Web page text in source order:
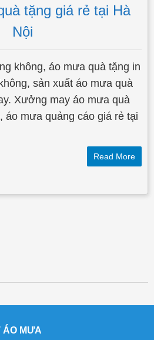
ÁO MƯA
hàng không, Sản
tặng giá rẻ tại Hà
Nội
không, áo mưa quà tặng in
sản xuất áo mưa quà
Xưởng may áo mưa quà